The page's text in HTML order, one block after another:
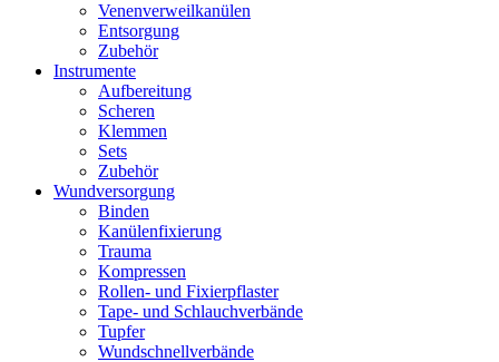
Venenverweilkanülen
Entsorgung
Zubehör
Instrumente
Aufbereitung
Scheren
Klemmen
Sets
Zubehör
Wundversorgung
Binden
Kanülenfixierung
Trauma
Kompressen
Rollen- und Fixierpflaster
Tape- und Schlauchverbände
Tupfer
Wundschnellverbände